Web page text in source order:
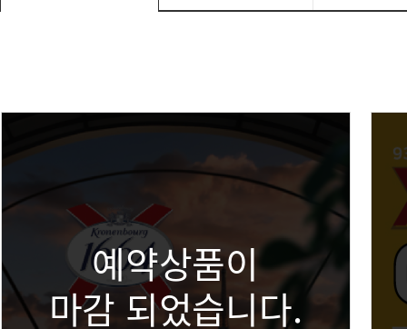
예약상품이
마감 되었습니다.